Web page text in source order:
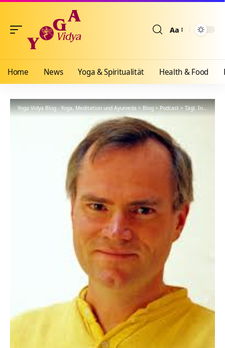
Aa
Home News Yoga & Spiritualität Health & Food
Yoga Vidya Blog - Yoga, Meditation und Ayurveda>Blog>Podcast>Tägl. Inspiration